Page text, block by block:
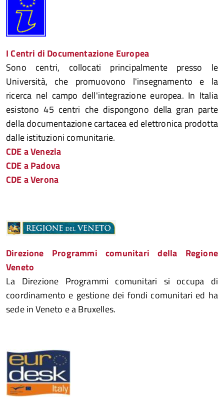
I Centri di Documentazione Europea
Sono centri, collocati principalmente presso le
Università, che promuovono l'insegnamento e la
ricerca nel campo dell'integrazione europea. In Italia
esistono 45 centri che dispongono della gran parte
della documentazione cartacea ed elettronica prodotta
dalle istituzioni comunitarie.
CDE a Venezia
CDE a Padova
CDE a Verona
Direzione Programmi comunitari della Regione
Veneto
La Direzione Programmi comunitari si occupa di
coordinamento e gestione dei fondi comunitari ed ha
sede in Veneto e a Bruxelles.